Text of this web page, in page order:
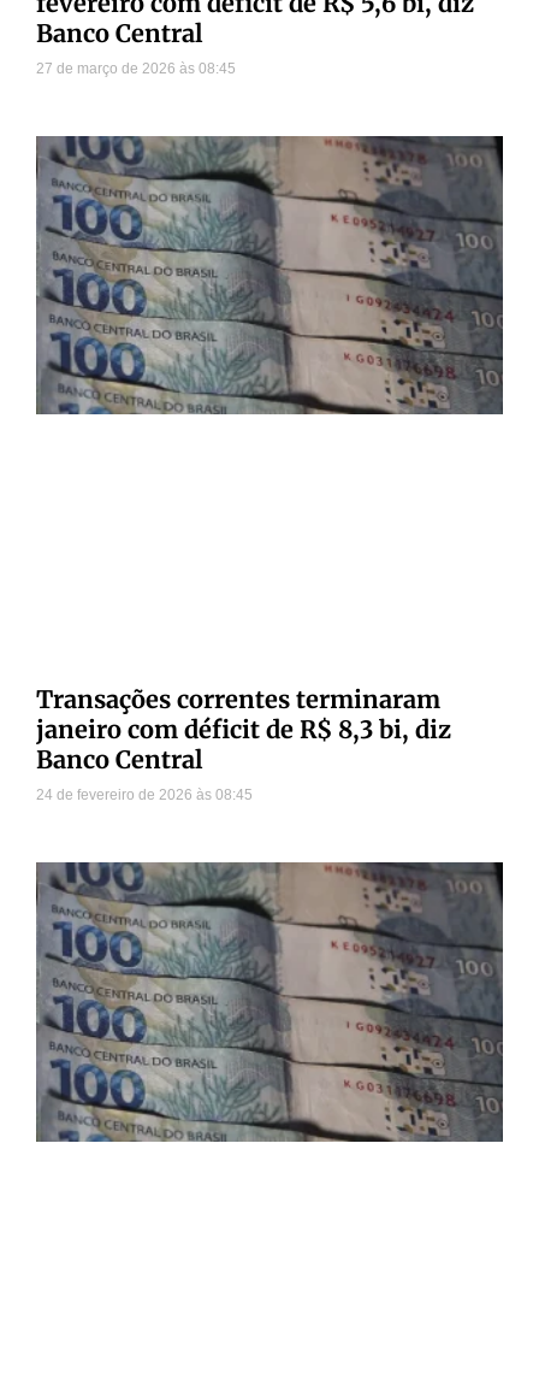
Banco Central
27 de março de 2026 08:45
Transações correntes terminaram
janeiro com déficit de R$ 8,3 bi, diz
Banco Central
24 de fevereiro de 2026 08:45